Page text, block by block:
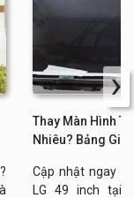
Thay Màn Hình
Nhiêu? Bảng Giá
Cập nhật ngay
LG 49 inch tại
›